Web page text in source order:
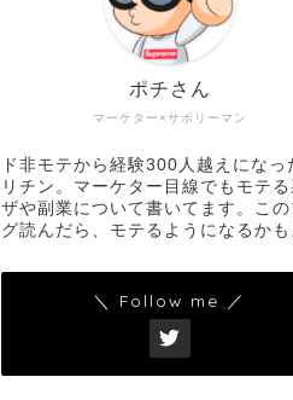
マーケター×サボリーマン
ポチさん
ド非モテから経験300人越えになっ
リチン。マーケター目線でもモテる
ザや副業について書いてます。この
グ読んだら、モテるようになるかも
＼ Follow me ／